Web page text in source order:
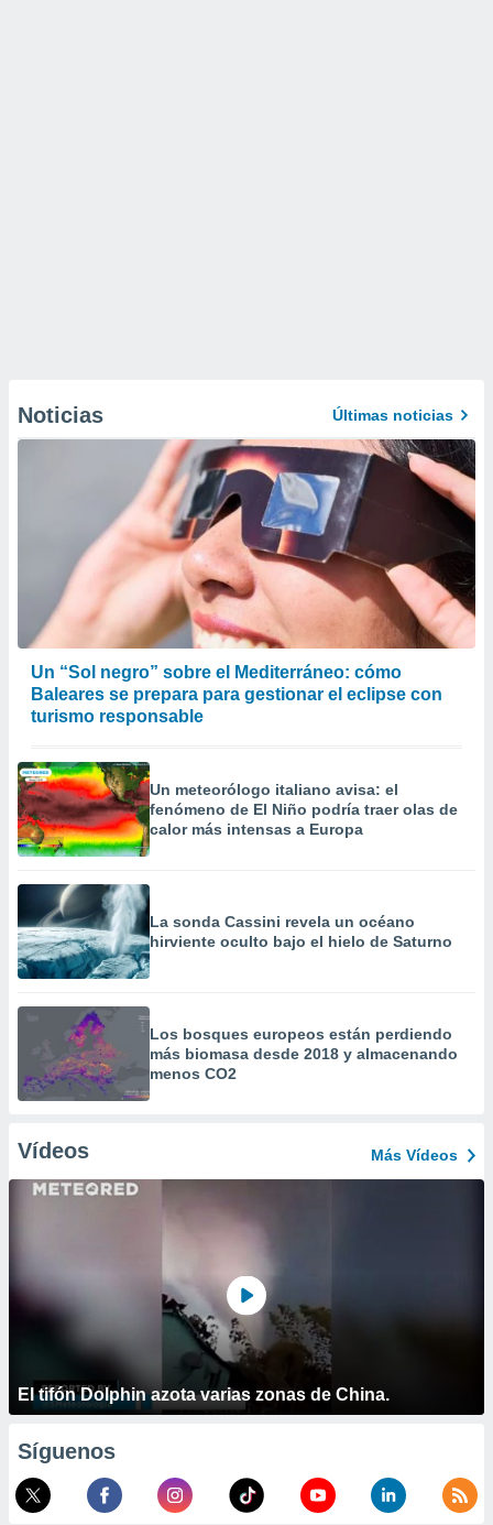
Noticias Últimas noticias
Un “Sol negro” sobre el Mediterráneo: cómo
Baleares se prepara para gestionar el eclipse con
turismo responsable
Un meteorólogo italiano avisa: el
fenómeno de El Niño podría traer olas de
calor más intensas a Europa
La sonda Cassini revela un océano
hirviente oculto bajo el hielo de Saturno
Los bosques europeos están perdiendo
más biomasa desde 2018 y almacenando
menos CO2
Vídeos Más Vídeos
El tifón Dolphin azota varias zonas de China.
Síguenos